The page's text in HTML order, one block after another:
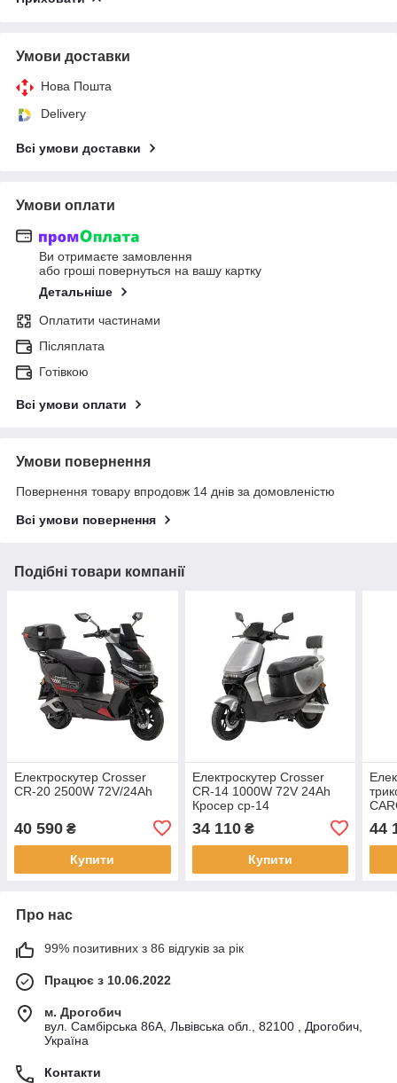
Умови доставки
Нова Пошта
Delivery
Всі умови доставки
Умови оплати
Ви отримаєте замовлення
або гроші повернуться на вашу картку
Детальніше
Оплатити частинами
Післяплата
Готівкою
Всі умови оплати
Умови повернення
Повернення товару впродовж 14 днів за домовленістю
Всі умови повернення
Подібні товари компанії
Електроскутер Crosser
CR-20 2500W 72V/24Ah
40 590 ₴
Купити
Електроскутер Crosser
CR-14 1000W 72V 24Ah
Кросер ср-14
34 110₴
Купити
44
Про нас
99% позитивних з 86 відгуків за рік
Працює з 10.06.2022
м. Дрогобич
вул. Самбірська 86А, Львівська обл., 82100 , Дрогобич,
Україна
Контакти